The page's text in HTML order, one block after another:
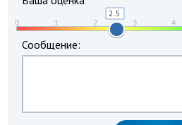
Сообщение: